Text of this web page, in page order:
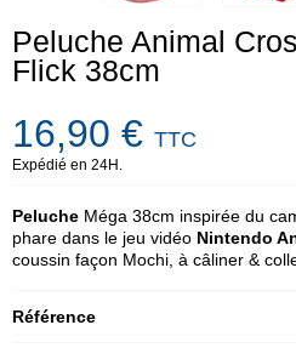
Peluche Animal
Flick 38cm
16,90 € TTC
Expédié en 24H.
Peluche Méga 38cm inspirée du
phare dans le jeu vidéo Nintendo
coussin façon Mochi, à câliner &
Référence